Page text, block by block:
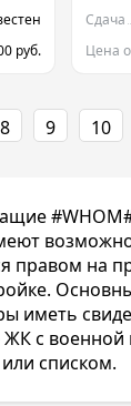
руб.
Сдача
Цена
8 9 10
правом на
иметь
с военной
списком.